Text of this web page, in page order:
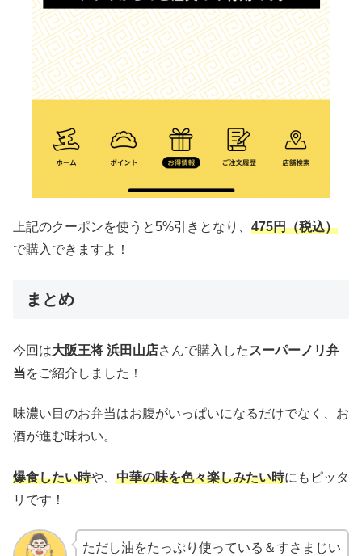
上記のクーポンを使うと5%引きとなり、 475円（税込）
で購入できますよ！
まとめ
今回は大阪王将 浜田山店さんで購入した スーパーノリ弁
当をご紹介しました！
味濃い目のお弁当はお腹がいっぱいになるだけでなく、お
酒が進む味わい。
爆食したい時や、 中華の味を色々楽しみたい時にもピッタ
リです！
ただし油をたっぷり使っている＆すさまじい